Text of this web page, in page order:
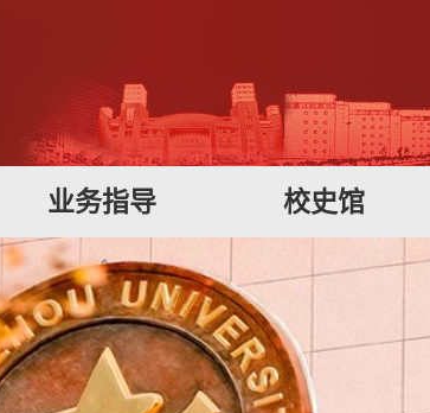
业务指导 校史馆